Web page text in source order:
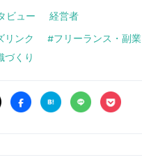
ビュー 経営者
リンク
フリーランス・副業
づくり